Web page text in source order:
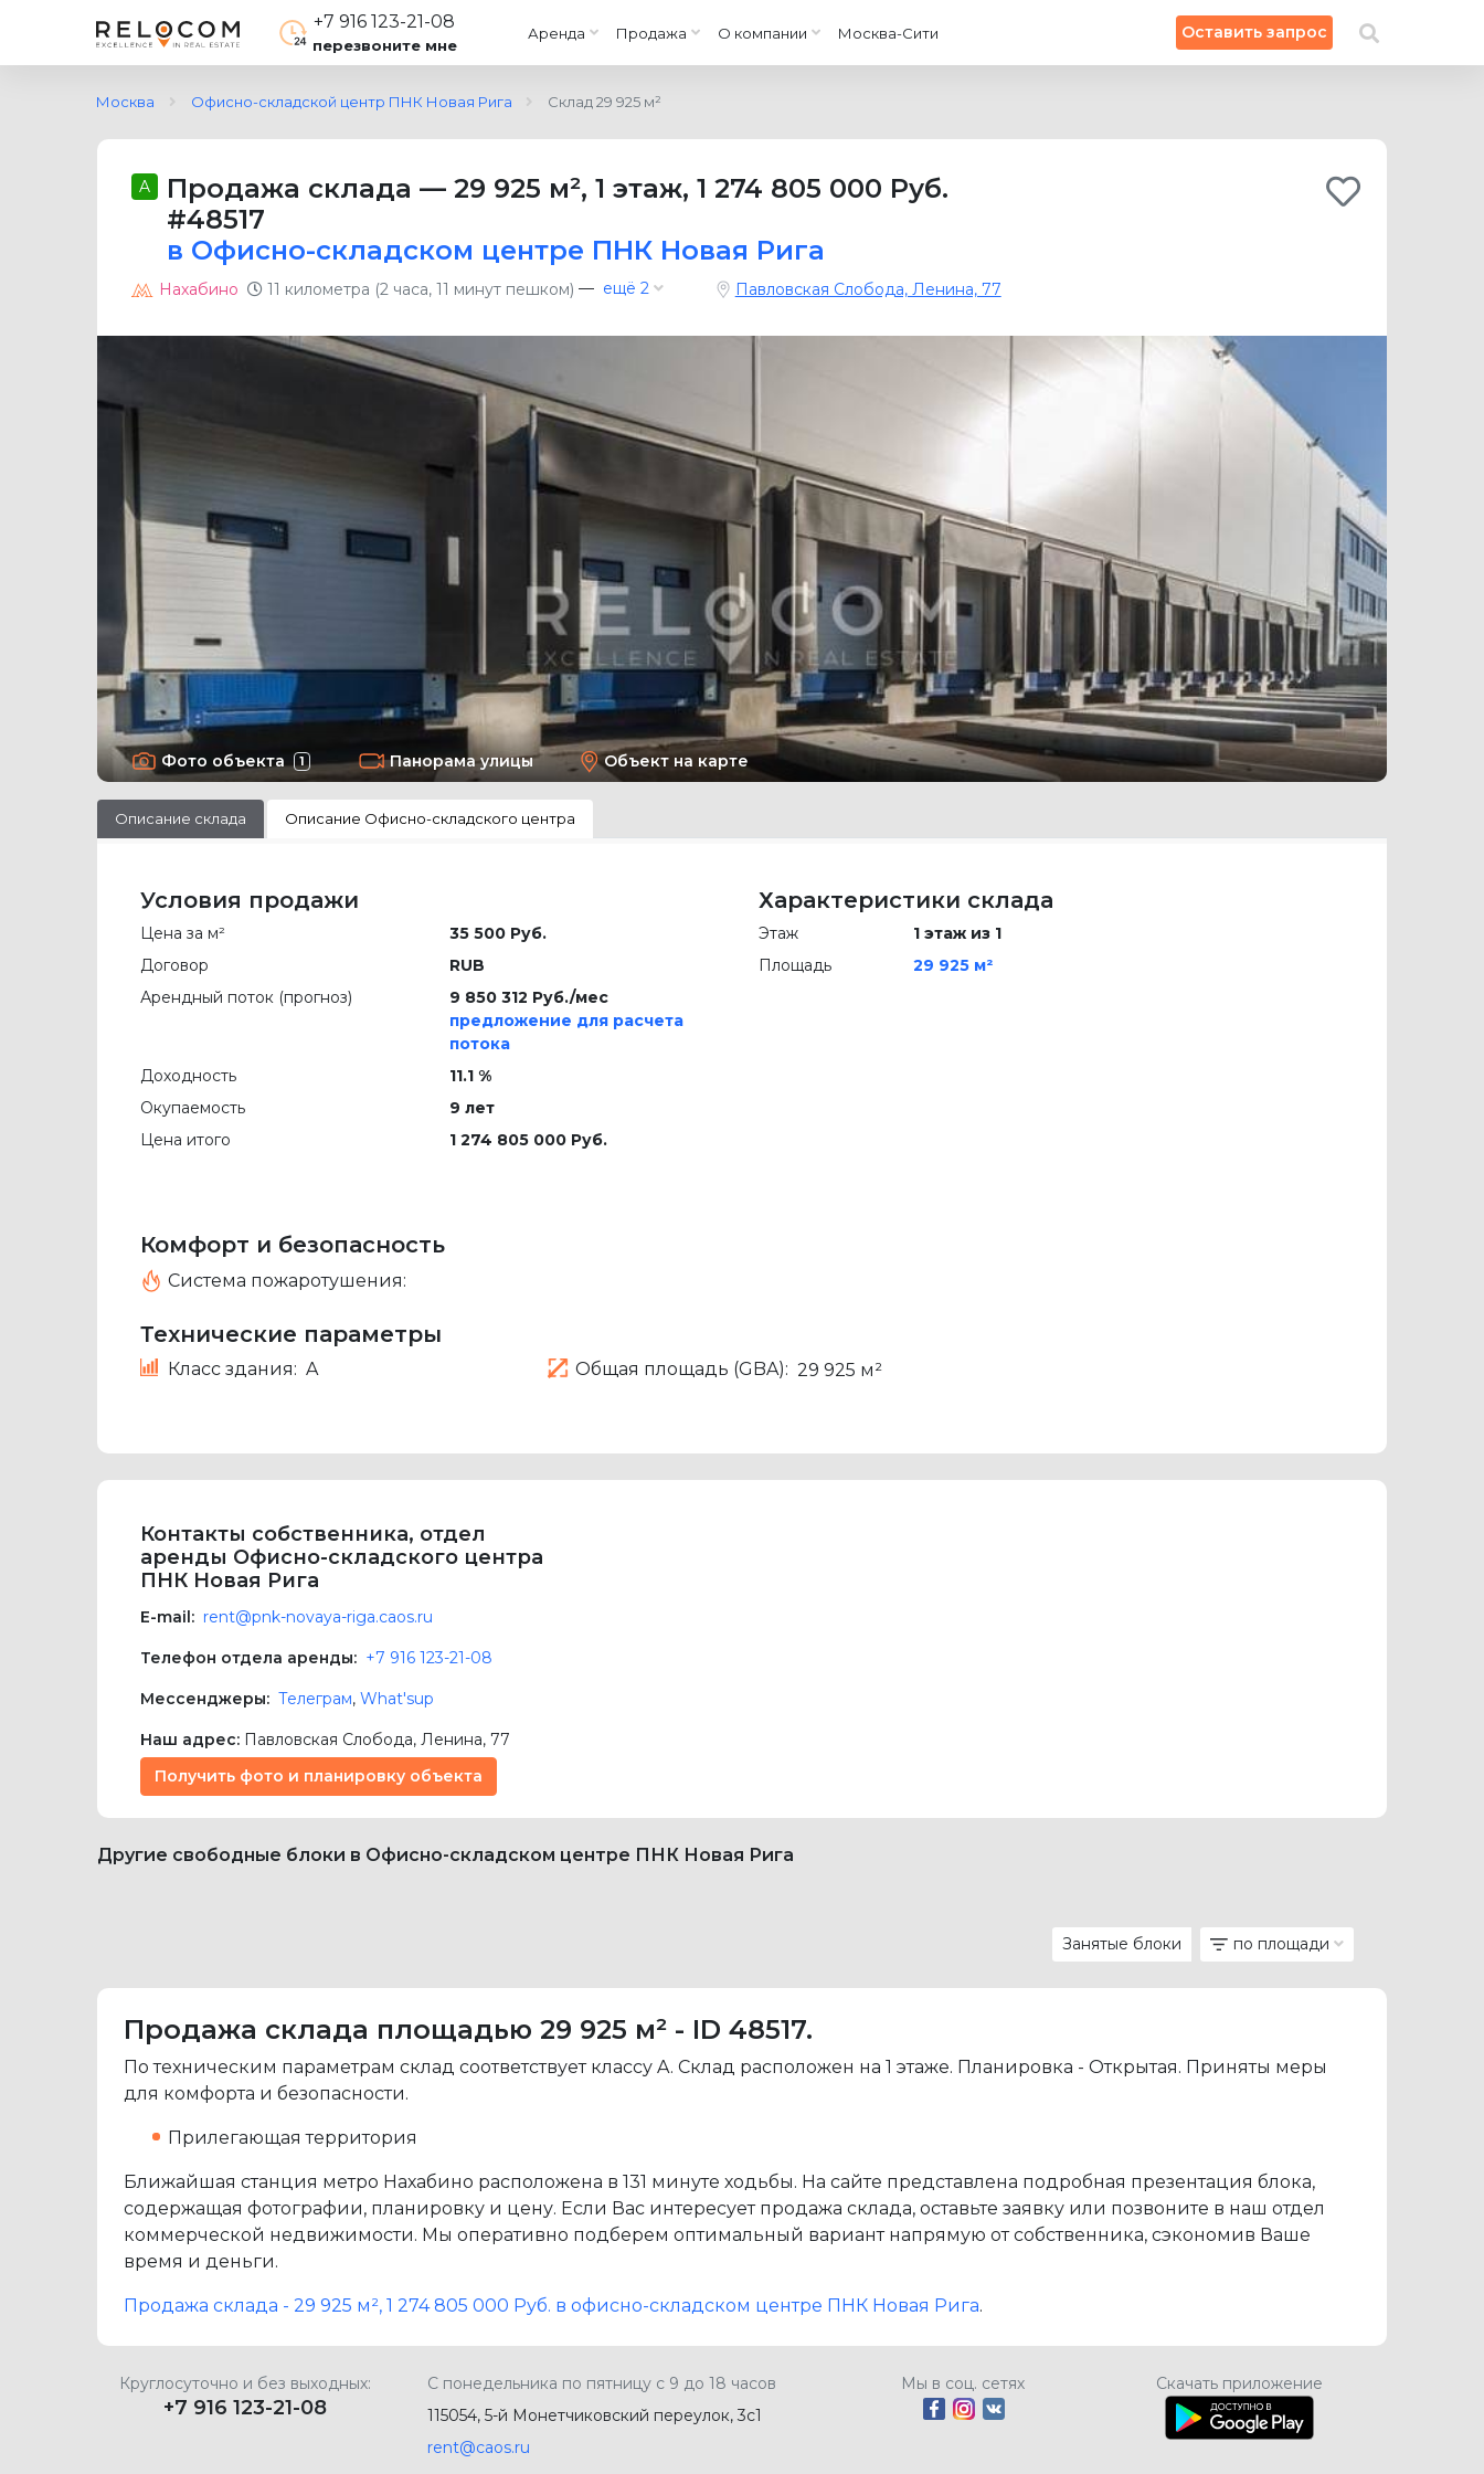
+7 916 123-21-08
перезвоните мне
Аренда Продажа О компании Москва-Сити Оставить запрос
× Искать на карте
Москва Офисно-складской центр ПНК Новая Рига Склад 29 925 м²
A Продажа склада — 29 925 м², 1 этаж, 1 274 805 000 Руб.
#48517
в Офисно-складском центре ПНК Новая Рига
Нахабино 11 километра (2 часа, 11 минут пешком) — ещё 2 Павловская Слобода, Ленина, 77
Фото объекта 1 Панорама улицы Объект на карте
Описание склада Описание Офисно-складского центра
Условия продажи
Цена за м²
35 500 Руб.
Договор
RUB
Арендный поток (прогноз)
9 850 312 Руб./мес
предложение для расчета
потока
Доходность
11.1 %
Окупаемость
9 лет
Цена итого
1 274 805 000 Руб.
Характеристики склада
Этаж
1 этаж из 1
Площадь
29 925 м²
Комфорт и безопасность
Система пожаротушения:
Технические параметры
Класс здания: A Общая площадь (GBA): 29 925 м²
Контакты собственника, отдел
аренды Офисно-складского центра
ПНК Новая Рига
E-mail: rent@pnk-novaya-riga.caos.ru
Телефон отдела аренды: +7 916 123-21-08
Мессенджеры: Телеграм, What'sup
Наш адрес: Павловская Слобода, Ленина, 77
Получить фото и планировку объекта
Другие свободные блоки в Офисно-складском центре ПНК Новая Рига
Занятые блоки по площади
Продажа склада площадью 29 925 м² - ID 48517.
По техническим параметрам склад соответствует классу A. Склад расположен на 1 этаже. Планировка - Открытая. Приняты меры
для комфорта и безопасности.
Прилегающая территория
Ближайшая станция метро Нахабино расположена в 131 минуте ходьбы. На сайте представлена подробная презентация блока,
содержащая фотографии, планировку и цену. Если Вас интересует продажа склада, оставьте заявку или позвоните в наш отдел
коммерческой недвижимости. Мы оперативно подберем оптимальный вариант напрямую от собственника, сэкономив Ваше
время и деньги.
Продажа склада - 29 925 м², 1 274 805 000 Руб. в офисно-складском центре ПНК Новая Рига.
Круглосуточно и без выходных:
+7 916 123-21-08
С понедельника по пятницу с 9 до 18 часов
115054, 5-й Монетчиковский переулок, 3с1
rent@caos.ru
Мы в соц. сетях Скачать приложение